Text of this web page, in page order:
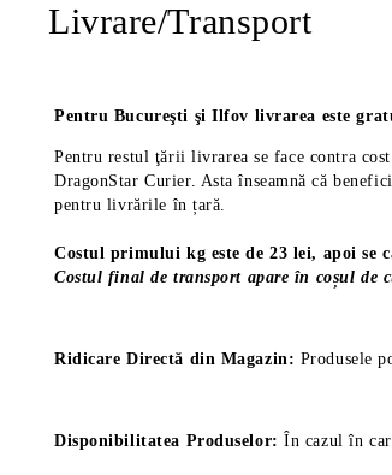
Livrare/Transport
Pentru Bucureşti şi Ilfov livrarea este
Pentru restul ţării livrarea se face contra
DragonStar Curier. Asta înseamnă că
pentru livrările în țară.
Costul primului kg este de 23 lei, apoi se
Costul final de transport apare în coșul de
Ridicare Directă din Magazin: Produsele
Disponibilitatea Produselor: În cazul în